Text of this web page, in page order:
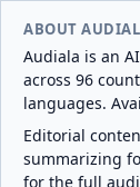
ABOUT
Audiala is an
across 96
languages.
Editorial
summarizing
for the full